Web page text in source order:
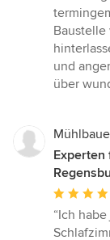
Baustelle
und
über
5
“Ich